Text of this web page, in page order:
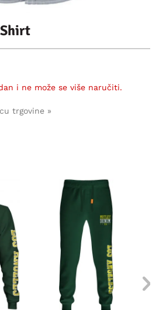
i ne može se više naručiti.
trgovine »